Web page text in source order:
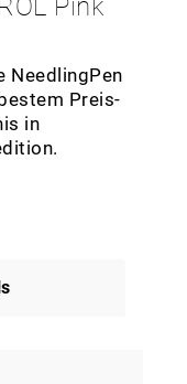
NeedlingPen
Preis-
in